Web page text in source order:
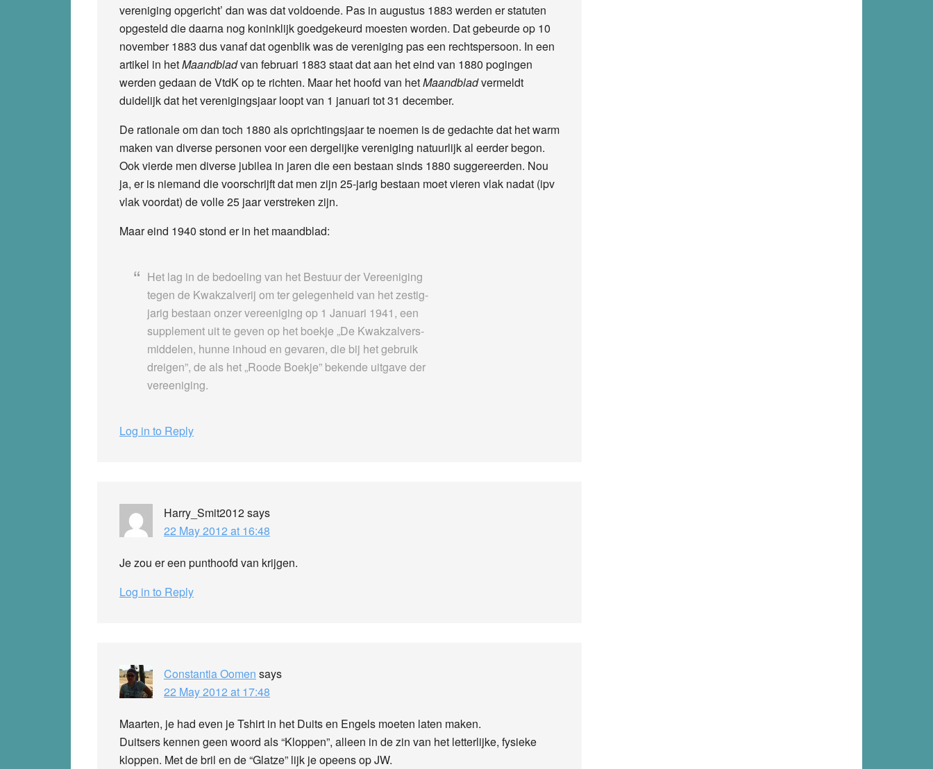
vereniging opgericht’ dan was dat voldoende. Pas in augustus 1883 werden er statuten
opgesteld die daarna nog koninklijk goedgekeurd moesten worden. Dat gebeurde op 10
november 1883 dus vanaf dat ogenblik was de vereniging pas een rechtspersoon. In een
artikel in hetMaandbladvan februari 1883 staat dat aan het eind van 1880 pogingen
werden gedaan de VtdK op te richten. Maar het hoofd van hetMaandbladvermeldt
duidelijk dat het verenigingsjaar loopt van 1 januari tot 31 december.
De rationale om dan toch 1880 als oprichtingsjaar te noemen is de gedachte dat het warm
maken van diverse personen voor een dergelijke vereniging natuurlijk al eerder begon.
Ook vierde men diverse jubilea in jaren die een bestaan sinds 1880 suggereerden. Nou
ja, er is niemand die voorschrijft dat men zijn 25-jarig bestaan moet vieren vlak nadat (ipv
vlak voordat) de volle 25 jaar verstreken zijn.
Maar eind 1940 stond er in het maandblad:
Het lag in de bedoeling van het Bestuur der Vereeniging
tegen de Kwakzalverij om ter gelegenheid van het zestig-
jarig bestaan onzer vereeniging op 1 Januari 1941, een
supplement uit te geven op het boekje „De Kwakzalvers-
middelen, hunne inhoud en gevaren, die bij het gebruik
dreigen”, de als het „Roode Boekje” bekende uitgave der
vereeniging.
Log in to Reply
Harry_Smit2012says
22 May 2012 at 16:48
Je zou er een punthoofd van krijgen.
Log in to Reply
Constantia Oomen says
22 May 2012 at 17:48
Maarten, je had even je Tshirt in het Duits en Engels moeten laten maken.
Duitsers kennen geen woord als “Kloppen”, alleen in de zin van het letterlijke, fysieke
kloppen. Met de bril en de “Glatze” lijk je opeens op JW.